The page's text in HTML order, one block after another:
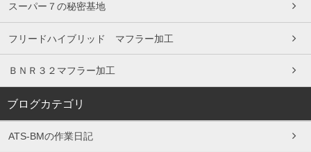
スーパー７の秘密基地
フリードハイブリッド マフラー加工
ＢＮＲ３２マフラー加工
ブログカテゴリ
ATS-BMの作業日記